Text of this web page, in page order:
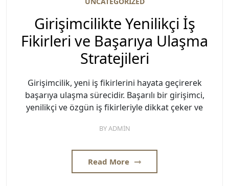
Girişimcilikte Yenilikçi İş
Fikirleri ve Başarıya Ulaşma
Stratejileri
Girişimcilik, yeni iş fikirlerini hayata geçirerek
başarıya ulaşma sürecidir. Başarılı bir girişimci,
yenilikçi ve özgün iş fikirleriyle dikkat çeker ve
BYADMIN
Read More